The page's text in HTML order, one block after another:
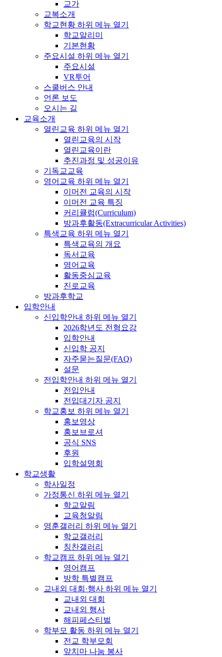
교가
교복소개
학교현황 하위 메뉴 열기
학교알리미
기본현황
주요시설 하위 메뉴 열기
주요시설
VR투어
스쿨버스 안내
언론 보도
오시는 길
교육소개
열린교육 하위 메뉴 열기
열린교육의 시작
열린교육이란
추진과정 및 성공이유
기독교교육
영어교육 하위 메뉴 열기
이머전 교육의 시작
이머전 교육 특징
커리큘럼(Curriculum)
방과후활동(Extracurricular Activities)
특색교육 하위 메뉴 열기
특색교육의 개요
독서교육
영어교육
활동중심교육
진로교육
방과후학교
입학안내
신입학안내 하위 메뉴 열기
2026학년도 전형요강
입학안내
신입학 공지
자주묻는질문(FAQ)
설문
전입학안내 하위 메뉴 열기
전입안내
전입대기자 공지
학교홍보 하위 메뉴 열기
홍보영상
홍보브로셔
공식 SNS
후원
입학설명회
학교생활
학사일정
가정통신 하위 메뉴 열기
학교알림
교육청알림
영훈갤러리 하위 메뉴 열기
학교갤러리
칭찬갤러리
학교캠프 하위 메뉴 열기
영어캠프
방학 특별캠프
교내외 대회·행사 하위 메뉴 열기
교내외 대회
교내외 행사
해피페스티벌
학부모 활동 하위 메뉴 열기
전교 학부모회
앞치마 나눔 봉사